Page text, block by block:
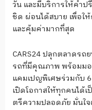
วัน และมีบริการให้คำ
ชิด ผ่อนได้สบาย เพื่อใ
และคุ้มค่ามากที่สุด
CARS24 ปลุกตลาดร
รถที่มีคุณภาพ พร้อมม
แคมเปญพิเศษร่วมกับ
เปิดโอกาสให้ทุกคนได้
ตรีความปลอดภัย มั่นใ